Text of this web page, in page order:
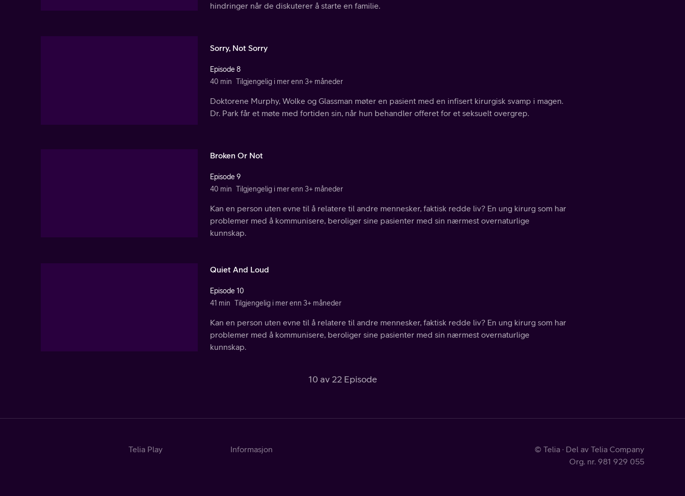
hindringer når de diskuterer å starte en familie.
Sorry, Not Sorry
Episode 8
40 min Tilgjengelig i mer enn 3+ måneder
Doktorene Murphy, Wolke og Glassman møter en pasient med en infisert kirurgisk svamp i magen.
Dr. Park får et møte med fortiden sin, når hun behandler offeret for et seksuelt overgrep.
Broken Or Not
Episode 9
40 min Tilgjengelig i mer enn 3+ måneder
Kan en person uten evne til å relatere til andre mennesker, faktisk redde liv? En ung kirurg som har
problemer med å kommunisere, beroliger sine pasienter med sin nærmest overnaturlige
kunnskap.
Quiet And Loud
Episode 10
41 min Tilgjengelig i mer enn 3+ måneder
Kan en person uten evne til å relatere til andre mennesker, faktisk redde liv? En ung kirurg som har
problemer med å kommunisere, beroliger sine pasienter med sin nærmest overnaturlige
kunnskap.
10 av 22 Episode
Telia Play
Informasjon
© Telia · Del av Telia Company
Org. nr. 981 929 055